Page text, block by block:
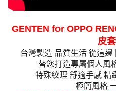
GENTEN for OPPO
皮
台灣製造 品質生活 從這
替您打造專屬個人風
特殊紋理 舒適手感 精
極簡風格